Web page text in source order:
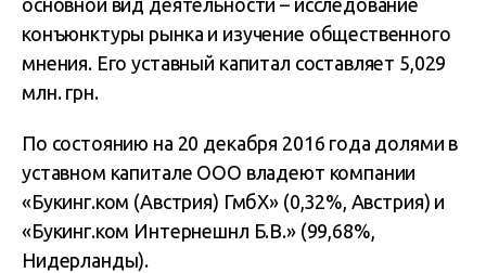
основной вид деятельности – исследование
конъюнктуры рынка и изучение общественного
мнения. Его уставный капитал составляет 5,029
млн. грн.
По состоянию на 20 декабря 2016 года долями в
уставном капитале ООО владеют компании
«Букинг.ком (Австрия) ГмбХ» (0,32%, Австрия) и
«Букинг.ком Интернешнл Б.В.» (99,68%,
Нидерланды).